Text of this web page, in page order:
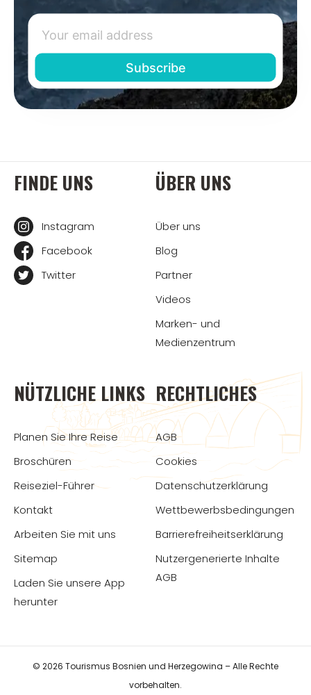
FINDE UNS
Instagram
Facebook
Twitter
ÜBER UNS
Über uns
Blog
Partner
Videos
Marken- und
Medienzentrum
NÜTZLICHE LINKS
Planen Sie Ihre Reise
Broschüren
Reiseziel-Führer
Kontakt
Arbeiten Sie mit uns
Sitemap
Laden Sie unsere App
herunter
RECHTLICHES
AGB
Cookies
Datenschutzerklärung
Wettbewerbsbedingungen
Barrierefreiheitserklärung
Nutzergenerierte Inhalte
AGB
© 2026 Tourismus Bosnien und Herzegowina – Alle Rechte
vorbehalten.